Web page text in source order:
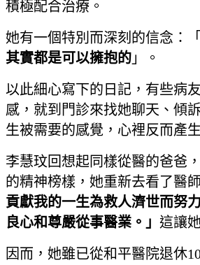
積極配合治療。
她有一個特別而深刻的信念：「
其實都是可以擁抱的 」。
以此細心寫下的日記，有些病
感，就到門診來找她聊天、傾
生被需要的感覺，心裡反而產
李慧玟回想起同樣從醫的爸爸
的精神榜樣，她重新去看了醫
貢獻我的一生為救人濟世而努
良心和尊嚴從事醫業。」 這讓
因而，她雖已從和平醫院退休